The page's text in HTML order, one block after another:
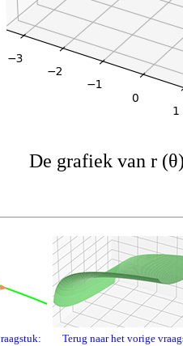
De grafiek van r
Terug naar het vorige